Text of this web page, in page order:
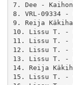
7. Dee - Kaihon
8. VRL-09334 -
9. Reija
10. Lissu T. -
11. Lissu T. -
12. Lissu T. -
13. Lissu T. -
14. Reija
15. Lissu T. -